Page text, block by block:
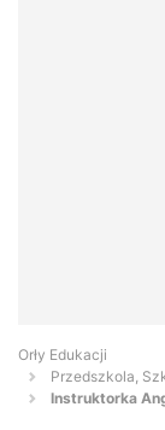
Orły Edukacji
Przedszkola,
Instruktorka